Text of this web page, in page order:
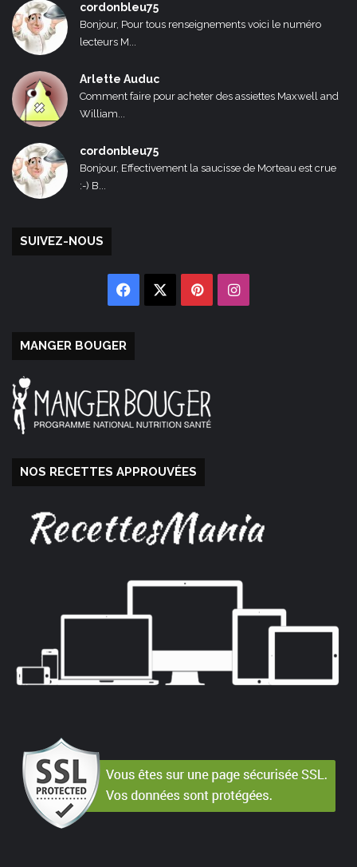
cordonbleu75
Bonjour, Pour tous renseignements voici le numéro
lecteurs M...
Arlette Auduc
Comment faire pour acheter des assiettes Maxwell and
William...
cordonbleu75
Bonjour, Effectivement la saucisse de Morteau est crue
:-) B...
SUIVEZ-NOUS
Facebook PinterestInstagram
MANGER BOUGER
NOS RECETTES APPROUVÉES